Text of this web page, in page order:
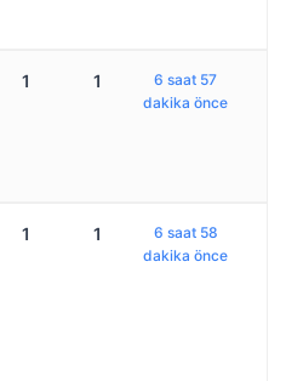
1 1
6 saat 57
dakika önce
1 1
6 saat 58
dakika önce